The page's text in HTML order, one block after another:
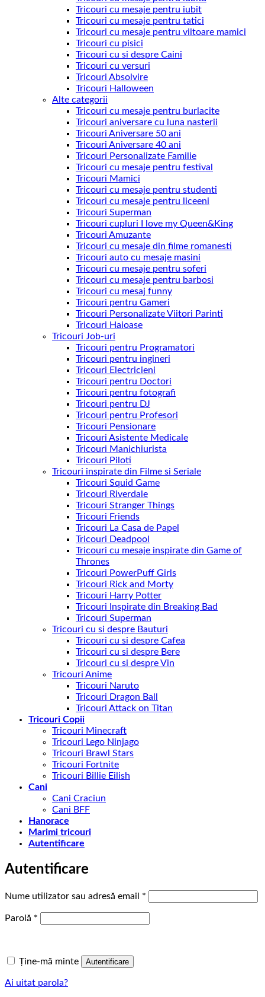
Tricouri cu mesaje pentru iubit
Tricouri cu mesaje pentru tatici
Tricouri cu mesaje pentru viitoare mamici
Tricouri cu pisici
Tricouri cu si despre Caini
Tricouri cu versuri
Tricouri Absolvire
Tricouri Halloween
Alte categorii
Tricouri cu mesaje pentru burlacite
Tricouri aniversare cu luna nasterii
Tricouri Aniversare 50 ani
Tricouri Aniversare 40 ani
Tricouri Personalizate Familie
Tricouri cu mesaje pentru festival
Tricouri Mamici
Tricouri cu mesaje pentru studenti
Tricouri cu mesaje pentru liceeni
Tricouri Superman
Tricouri cupluri I love my Queen&King
Tricouri Amuzante
Tricouri cu mesaje din filme romanesti
Tricouri auto cu mesaje masini
Tricouri cu mesaje pentru soferi
Tricouri cu mesaje pentru barbosi
Tricouri cu mesaj funny
Tricouri pentru Gameri
Tricouri Personalizate Viitori Parinti
Tricouri Haioase
Tricouri Job-uri
Tricouri pentru Programatori
Tricouri pentru ingineri
Tricouri Electricieni
Tricouri pentru Doctori
Tricouri pentru fotografi
Tricouri pentru DJ
Tricouri pentru Profesori
Tricouri Pensionare
Tricouri Asistente Medicale
Tricouri Manichiurista
Tricouri Piloti
Tricouri inspirate din Filme si Seriale
Tricouri Squid Game
Tricouri Riverdale
Tricouri Stranger Things
Tricouri Friends
Tricouri La Casa de Papel
Tricouri Deadpool
Tricouri cu mesaje inspirate din Game of
Thrones
Tricouri PowerPuff Girls
Tricouri Rick and Morty
Tricouri Harry Potter
Tricouri Inspirate din Breaking Bad
Tricouri Superman
Tricouri cu si despre Bauturi
Tricouri cu si despre Cafea
Tricouri cu si despre Bere
Tricouri cu si despre Vin
Tricouri Anime
Tricouri Naruto
Tricouri Dragon Ball
Tricouri Attack on Titan
Tricouri Copii
Tricouri Minecraft
Tricouri Lego Ninjago
Tricouri Brawl Stars
Tricouri Fortnite
Tricouri Billie Eilish
Cani
Cani Craciun
Cani BFF
Hanorace
Marimi tricouri
Autentificare
Autentificare
Nume utilizator sau adresă email *
Parolă *
Ține-mă minte Autentificare
Ai uitat parola?